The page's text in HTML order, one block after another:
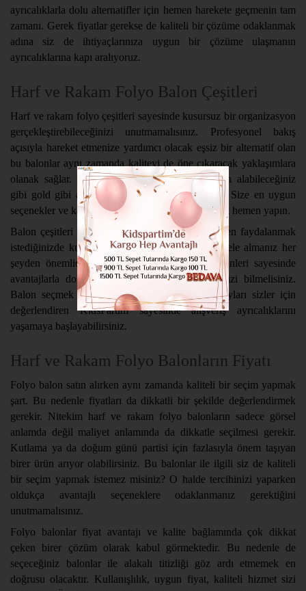
ayrıcalıklarla dolu alternatifler için hemen harekete geçmenin tam
zamanı. Gerek fiyatlar gerekse de kaliteli bir çözüme odaklanmak
adına siz de ihtiyaçlarınıza uygun bir çözüme ulaşmanın
ayrıcalıklarına kapı aralıyoruz.
Harf ve Rakam Folyo Balon Çeşitleri
Harf ve rakam folyo çeşitleri sayesinde kusursuz bir organizasyon
gerçekleştirebileceğinizi unutmamalısınız. Profesyonel bakış
açısıyla hareket etmenize yardımcı olacak eşsiz bir alternatif olan
bu balonlar aynı zamanda kaliteyi de öne çıkaracak yaklaşımlara
olanak sağlar. Gümüş renkli folyo balonlar satın alabileceğiniz
gibi gold gibi alternatiflere de odaklanabilirsiniz. Size en uygun
seçenekler ve kalite odaklı çözümler için tercihinizi hemen yapın.
Balon çeşitleri arasında size uygun bir alternatiften faydalanmak
istediğinizde kullanışlılık ve kaliteyi de dikkatle ele almanız her
şeyden önemlidir. Bu kapsamda KidsPartim ürünleri sayesinde
avantajlarla dolu bir çözüme sahip olabileceğinizi bilmelisiniz.
Balon seçmek ve kullanmak kadar önemli detayları sizler için
değerlendiren KidsPartim sayesinde alışveriş ayrıcalıklarını
yaşamaya başlayabilirsiniz.
Harf ve Rakam Folyo Balonların Fiyatı
Folyo balon satın alırken aynı zamanda kaliteli bir seçim yapmak
şart. Bu nedenle fiyatları da dikkatli bir şekilde değerlendirmek
gerekir. Nitekim harf ve rakam folyo balonların sadece görsel
anlamda değil maliyet anlamında da dikkatle seçilmesi gerekir.
Kutlama ya da doğum günü partisi için fazlasıyla önem taşıyan
birer ürün arıyor olabilirsiniz. Bu balonlar ile ilgili siz de kaliteli
bir seçim yapmak istemez misiniz? O halde tercihinizi yaparken
oldukça avantajlı seçeneklere odaklanmanız gerektiğini
unutmamalısınız.
Folyo balonlar fiyat avantajı ve kalite bağlamında çok dikkat
çeken birer çözüm olarak kabul görmektedir. Bu nedenle de
seçeceğiniz balonlar ile alakalı titizliği göz ardı etmemek en
doğrusu olacaktır. Kullanışlılık, uygun fiyat, kaliteli hizmet sizi